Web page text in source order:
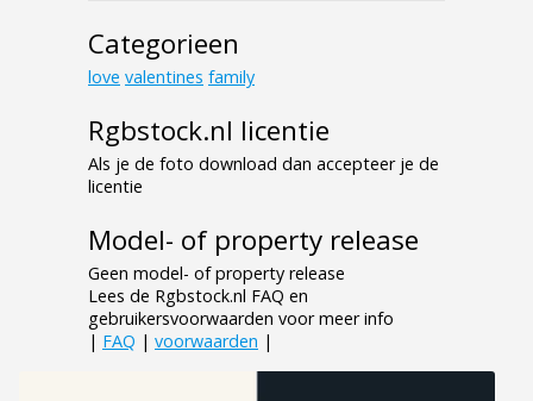
Categorieen
love valentines family
Rgbstock.nl licentie
Als je de foto download dan accepteer je de
licentie
Model- of property release
Geen model- of property release
Lees de Rgbstock.nl FAQ en
gebruikersvoorwaarden voor meer info
| FAQ | voorwaarden |